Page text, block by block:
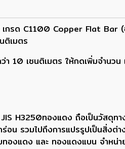
รด C1100 Copper Flat Bar (
ติเมตร
า 10 เซนติเมตร ให้กดเพิ่มจำน
H3250ทองแดง ถือเป็นวัสดุทา
อน รวมไปถึงการแปรรูปเป็นสิ่ง
องแดง และ ทองแดงแบน จำหน่า